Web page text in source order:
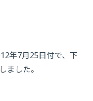
年7月25日付で、下
ました。